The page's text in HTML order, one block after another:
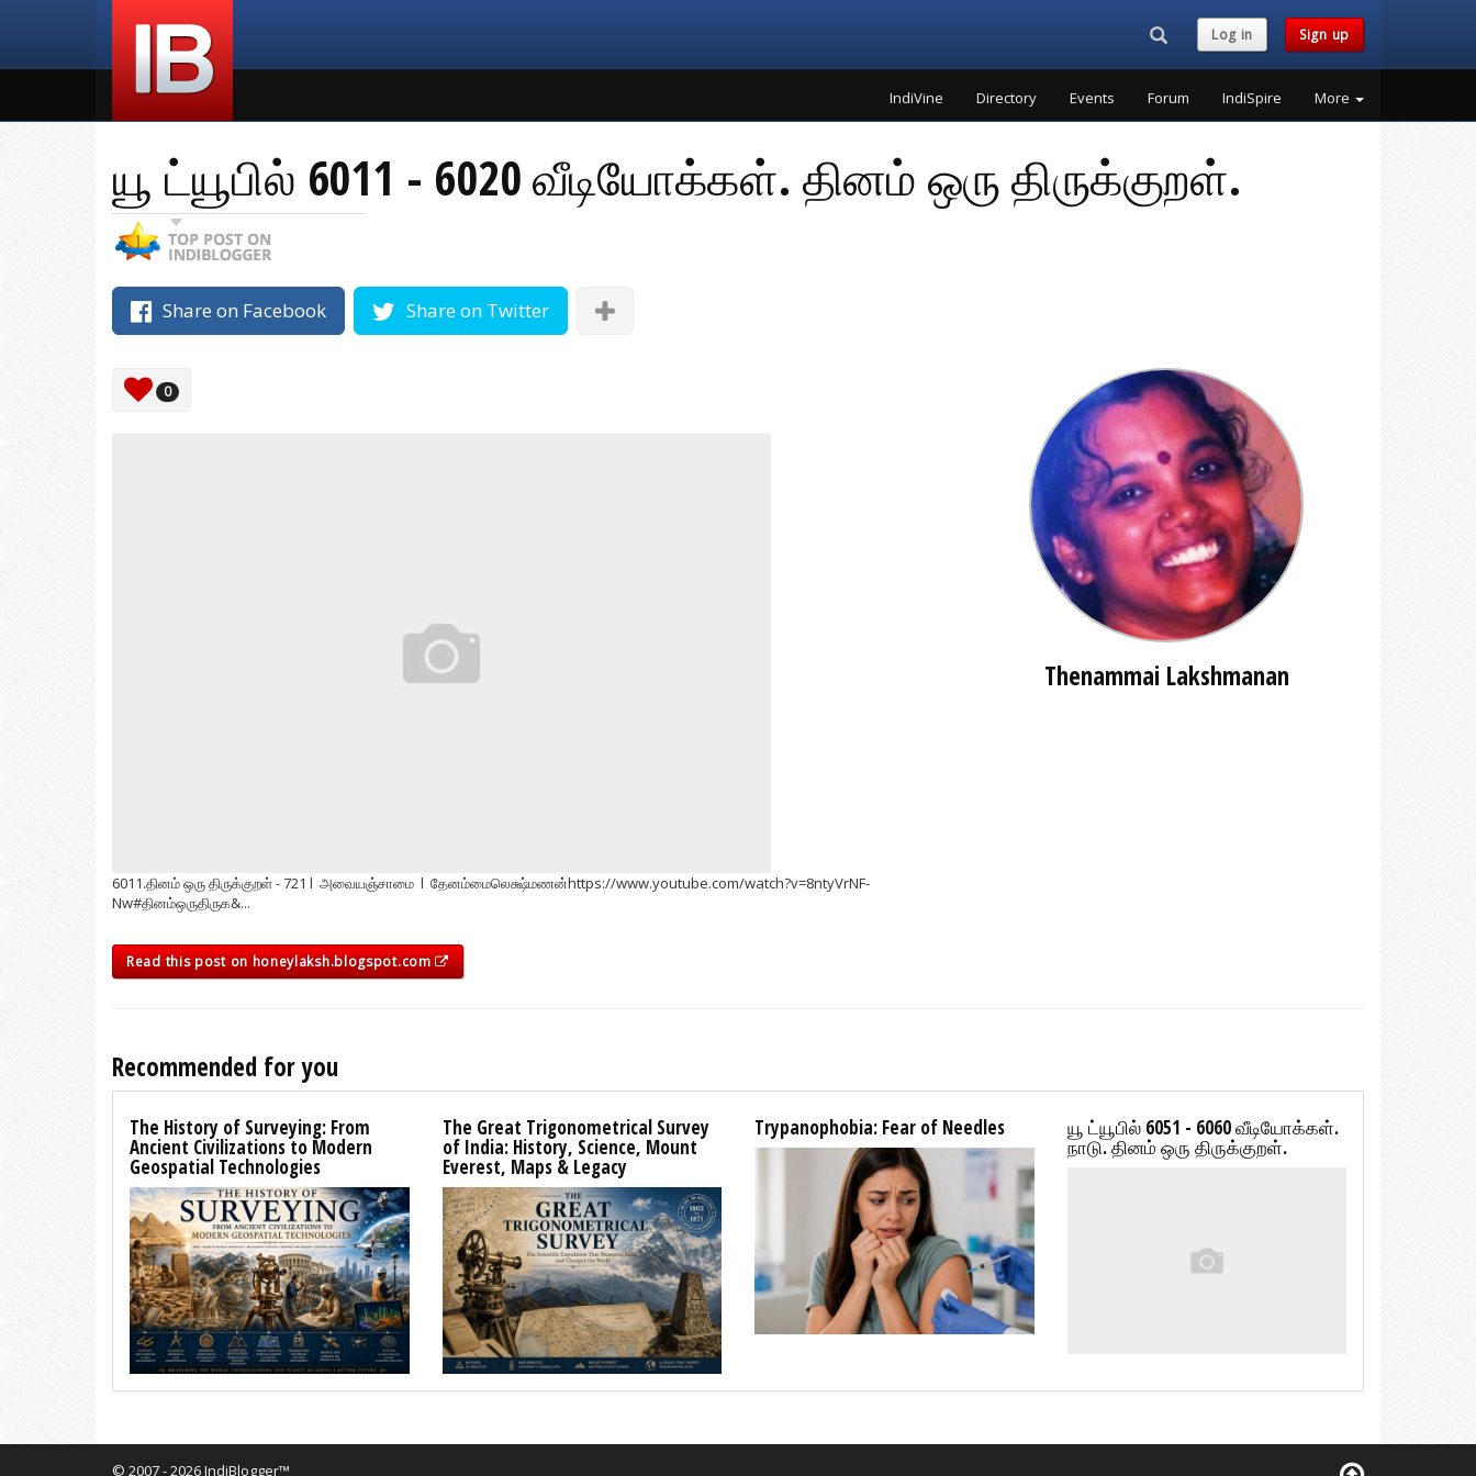
Search...Log in Sign up
IndiVine Directory Events Forum IndiSpire More
யூ ட்யூபில் 6011 - 6020 வீடியோக்கள். தினம் ஒரு திருக்குறள்.
Share on Facebook Share on Twitter
0
6011.தினம் ஒரு திருக்குறள் - 721 l அவையஞ்சாமை l தேனம்மைலெக்ஷ்மணன்https://www.youtube.com/watch?v=8ntyVrNF-
Nw#தினம்ஒருதிருக&...
Read this post on honeylaksh.blogspot.com
Thenammai Lakshmanan
Recommended for you
The History of Surveying: From
Ancient Civilizations to Modern
Geospatial Technologies
The Great Trigonometrical Survey
of India: History, Science, Mount
Everest, Maps & Legacy
Trypanophobia: Fear of Needles யூ ட்யூபில் 6051 - 6060 வீடியோக்கள்.
நாடு. தினம் ஒரு திருக்குறள்.
© 2007 - 2026 IndiBlogger™